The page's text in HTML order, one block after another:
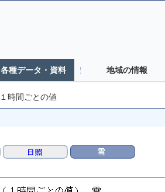
各種データ・資料 地域の情報
１時間ごとの値